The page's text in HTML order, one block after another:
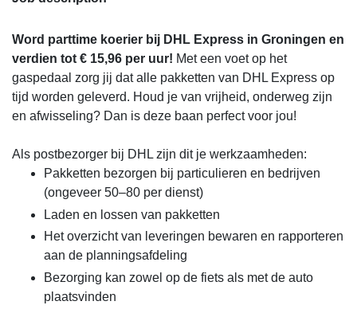
Word parttime koerier bij DHL Express in Groningen en
verdien tot € 15,96 per uur! Met een voet op het
gaspedaal zorg jij dat alle pakketten van DHL Express op
tijd worden geleverd. Houd je van vrijheid, onderweg zijn
en afwisseling? Dan is deze baan perfect voor jou!
Als postbezorger bij DHL zijn dit je werkzaamheden:
Pakketten bezorgen bij particulieren en bedrijven
(ongeveer 50–80 per dienst)
Laden en lossen van pakketten
Het overzicht van leveringen bewaren en rapporteren
aan de planningsafdeling
Bezorging kan zowel op de fiets als met de auto
plaatsvinden